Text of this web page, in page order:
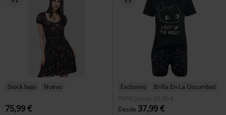
Stock bajo Nuevo
75,99 €
Exclusivo
Brilla En La Oscuridad
PVPR
Desde 39,99 €
Desde 37,99 €